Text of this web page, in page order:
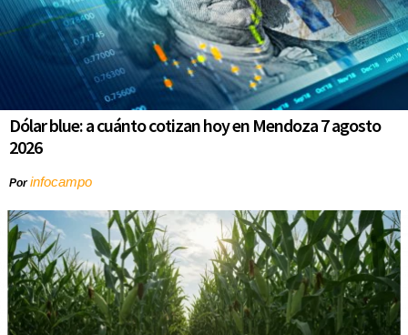
Dólar blue: a cuánto cotizan hoy en Mendoza 7 agosto
2026
Porinfocampo